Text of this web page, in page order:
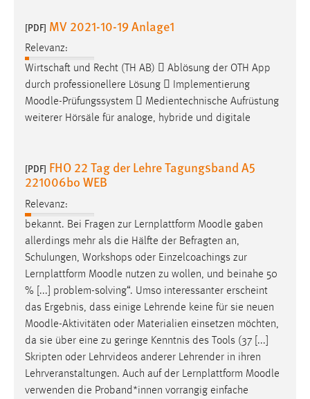
[PDF] MV 2021-10-19 Anlage1
Relevanz:
Wirtschaft und Recht (TH AB)  Ablösung der OTH App
durch professionellere Lösung  Implementierung
Moodle-Prüfungssystem  Medientechnische Aufrüstung
weiterer Hörsäle für analoge, hybride und digitale
[PDF] FHO 22 Tag der Lehre Tagungsband A5
221006bo WEB
Relevanz:
bekannt. Bei Fragen zur Lernplattform Moodle gaben
allerdings mehr als die Hälfte der Befragten an,
Schulungen, Workshops oder Einzelcoachings zur
Lernplattform Moodle nutzen zu wollen, und beinahe 50
% [...] problem-solving“. Umso interessanter erscheint
das Ergebnis, dass einige Lehrende keine für sie neuen
Moodle-Aktivitäten oder Materialien einsetzen möchten,
da sie über eine zu geringe Kenntnis des Tools (37 [...]
Skripten oder Lehrvideos anderer Lehrender in ihren
Lehrveranstaltungen. Auch auf der Lernplattform Moodle
verwenden die Proband*innen vorrangig einfache
Das Cookie speichert die gewählte Sprache der Website.
Cookie Laufzeit:
30 Tage
Chat
chat-frame-style-5e9dbeb1811c0446
Wird benötigt um die Chatfunktion nutzen zu können.
Cookie Laufzeit:
MibewSessionID, mibew-chat-frame-style-
Login
Name:
Zweck: